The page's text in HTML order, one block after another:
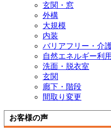
玄関・窓
外構
大規模
内装
バリアフリー・介
自然エネルギー利用
洗面・脱衣室
玄関
廊下・階段
間取り変更
お客様の声